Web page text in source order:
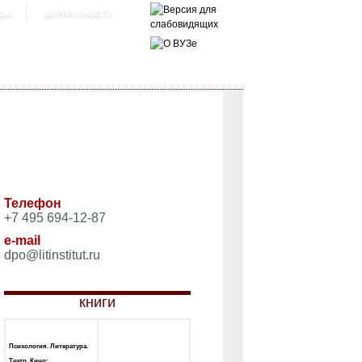
деятельность
Телефон
+7 495 694-12-87
e-mail
dpo@litinstitut.ru
книги
Психология. Литература.
Театр. Кино: